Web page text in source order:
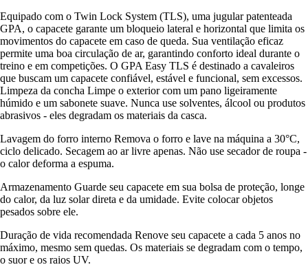
Equipado com o Twin Lock System (TLS), uma jugular patenteada
GPA, o capacete garante um bloqueio lateral e horizontal que limita os
movimentos do capacete em caso de queda. Sua ventilação eficaz
permite uma boa circulação de ar, garantindo conforto ideal durante o
treino e em competições. O GPA Easy TLS é destinado a cavaleiros
que buscam um capacete confiável, estável e funcional, sem excessos.
Limpeza da concha Limpe o exterior com um pano ligeiramente
húmido e um sabonete suave. Nunca use solventes, álcool ou produtos
abrasivos - eles degradam os materiais da casca.
Lavagem do forro interno Remova o forro e lave na máquina a 30°C,
ciclo delicado. Secagem ao ar livre apenas. Não use secador de roupa -
o calor deforma a espuma.
Armazenamento Guarde seu capacete em sua bolsa de proteção, longe
do calor, da luz solar direta e da umidade. Evite colocar objetos
pesados sobre ele.
Duração de vida recomendada Renove seu capacete a cada 5 anos no
máximo, mesmo sem quedas. Os materiais se degradam com o tempo,
o suor e os raios UV.